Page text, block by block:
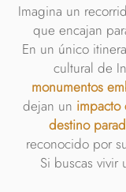
Imagina un
que encajan
En un único
cultural de
monumentos
dejan un impacto
destino
reconocido por
Si buscas vivir